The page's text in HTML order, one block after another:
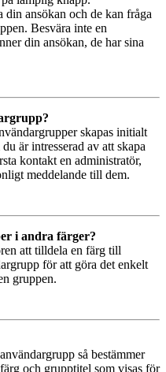
din ansökan och de kan fråga
Besvära inte en
din ansökan, de har sina
skapas initialt
är intresserad av att skapa
kontakt en administratör,
meddelande till dem.
i andra färger?
att tilldela en färg till
för att göra det enkelt
gruppen.
så bestämmer
och grupptitel som visas för